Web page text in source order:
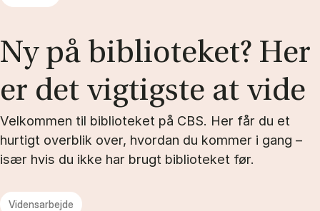
Ny på bi­bli­o­te­ket? Her
er det vig­tig­ste at vide
Velkommen til biblioteket på CBS. Her får du et
hurtigt overblik over, hvordan du kommer i gang –
især hvis du ikke har brugt biblioteket før.
Vidensarbejde